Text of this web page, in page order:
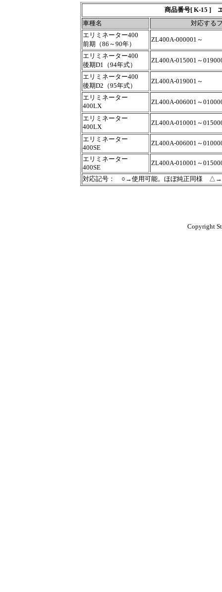
商品番号[ K-15 ]
車種名
対応する
エリミネーター400
前期（86～90年）
ZL400A-000001～
エリミネーター400
後期D1（94年式）
ZL400A-015001～
エリミネーター400
後期D2（95年式）
ZL400A-019001～
エリミネーター
400LX
ZL400A-006001～
エリミネーター
400LX
ZL400A-010001～
エリミネーター
400SE
ZL400A-006001～
エリミネーター
400SE
ZL400A-010001～
対応記号： ○→使用可能。ほぼ純正同様 △→
Copyright